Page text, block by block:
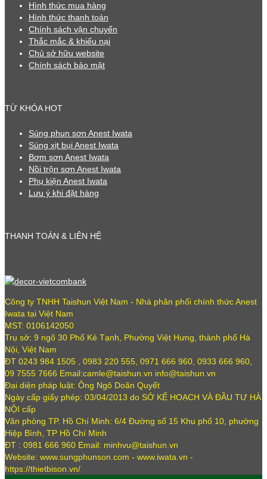
Hình thức mua hàng
Hình thức thanh toán
Chính sách vận chuyển
Thắc mắc & khiếu nại
Chủ sở hữu website
Chính sách bảo mật
TỪ KHÓA HOT
Súng phun sơn Anest Iwata
Súng xịt bụi Anest Iwata
Bơm sơn Anest Iwata
Nồi trộn sơn Anest Iwata
Phụ kiện Anest Iwata
Lưu ý khi đặt hàng
THANH TOÁN & LIÊN HỆ
Công ty TNHH Taishun Việt Nam - Nhà phân phối chính thức Anest
Iwata tại Việt Nam
MST: 0106142050
Trụ sở: 9 ngõ 30 Phố Kẻ Tạnh, Phường Việt Hưng, thành phố Hà
Nội, Việt Nam
ĐT 0243 984 1505 , 0983 220 555, 0971 666 960, 0933 666 960,
09 7555 7666 Email:camle@taishun.vn info@taishun.vn
Đại diện pháp luật: Ông Ngô Doãn Quyết
Ngày cấp giấy phép: 03/04/2013 do SỞ KẾ HOẠCH VÀ ĐẦU TƯ HÀ
NỘI cấp
Văn phòng TP. Hồ Chí Minh: 6/4 Đường số 15 Khu phố 10, phường
Hiệp Bình, TP Hồ Chí Minh
ĐT : 0981 666 960 Email: minhvu@taishun.vn
Website: www.sungphunson.com - www.iwata.vn -
https://thietbison.vn/